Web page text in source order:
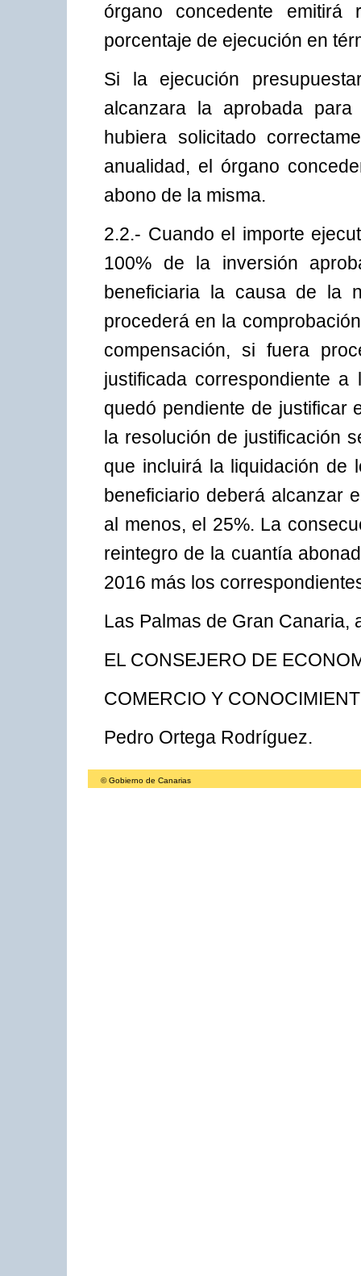
órgano concedente
porcentaje de ejecución en
Si la ejecución
alcanzara la aprobada
hubiera solicitado
anualidad, el órgano
abono de la misma.
2.2.- Cuando el importe
100% de la inversión
beneficiaria la causa de la
procederá en la
compensación, si fuera
justificada correspondiente
quedó pendiente de justificar
la resolución de justificación
que incluirá la liquidación de
beneficiario deberá alcanzar
al menos, el 25%. La
reintegro de la cuantía
2016 más los
Las Palmas de Gran Canaria,
EL CONSEJERO DE
COMERCIO Y
Pedro Ortega Rodríguez.
© Gobierno de Canarias